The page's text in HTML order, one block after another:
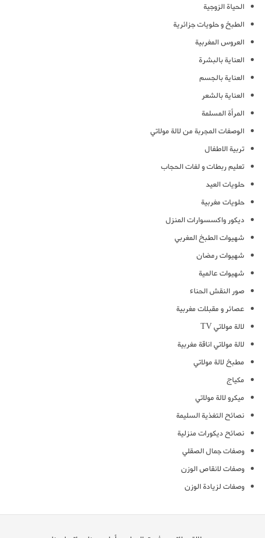
الحياة الزوجية
الطبخ و حلويات جزائرية
العروس المغربية
العناية بالبشرة
العناية بالجسم
العناية بالشعر
المرأة المسلمة
الوصفات المجربة من لالة مولاتي
تربية الاطفال
تعليم ربطات و لفات الحجاب
حلويات العيد
حلويات مغربية
ديكور واكسسوارات المنزل
شهيوات الطبخ المغربي
شهيوات رمضان
شهيوات عالمية
صور النقش الحناء
عصائر و مقبلات مغربية
لالة مولاتي TV
لالة مولاتي اناقة مغربية
مطبخ لالة مولاتي
مكياج
ميكرو لالة مولاتي
نصائح التغذية السليمة
نصائح ديكورات منزلية
وصفات جمال الصقلي
وصفات لانقاص الوزن
وصفات لزيادة الوزن